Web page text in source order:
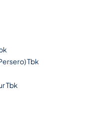
Tbk
Tbk